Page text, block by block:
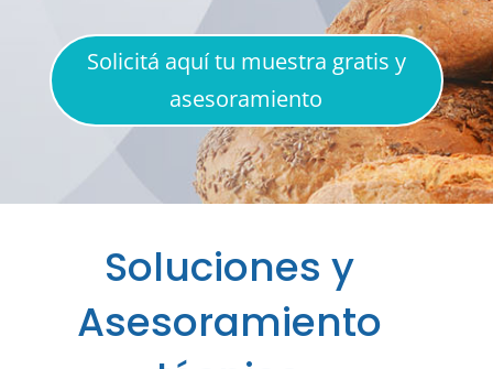
Solicitá aquí tu muestra gratis y
asesoramiento
Soluciones y
Asesoramiento